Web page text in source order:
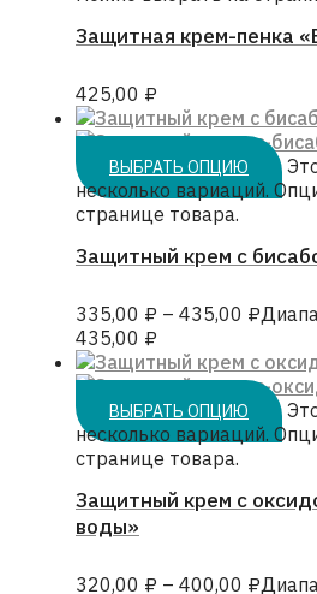
Защитная крем-пенка
425,00 ₽
ВЫБРАТЬ ОПЦИЮ
несколько вариаций.
странице товара.
Защитный крем с
335,00 ₽ – 435,00 ₽
435,00 ₽
ВЫБРАТЬ ОПЦИЮ
несколько вариаций.
странице товара.
Защитный крем с
воды»
320,00 ₽ – 400,00 ₽